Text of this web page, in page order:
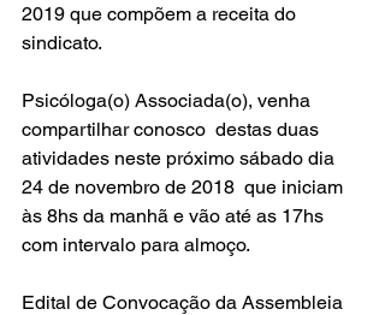
2019 que compõem a receita do
sindicato.
Psicóloga(o) Associada(o), venha
compartilhar conosco  destas duas
atividades neste próximo sábado dia
24 de novembro de 2018  que iniciam
às 8hs da manhã e vão até as 17hs
com intervalo para almoço.
Edital de Convocação da Assembleia